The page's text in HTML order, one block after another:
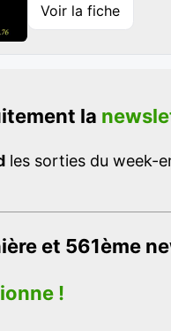
Voir la fiche
la
les sorties du week-
et 561ème
!